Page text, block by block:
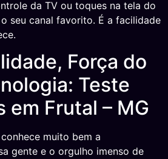
da TV ou toques na tela do
seu canal favorito. É a facilidade
Força do
Teste
em Frutal – MG
conhece muito bem a
gente e o orgulho imenso de